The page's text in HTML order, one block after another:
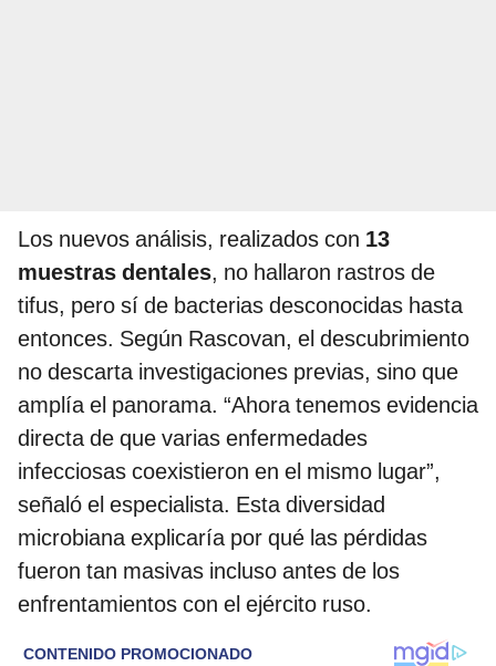
Los nuevos análisis, realizados con 13
muestras dentales, no hallaron rastros de
tifus, pero sí de bacterias desconocidas hasta
entonces. Según Rascovan, el descubrimiento
no descarta investigaciones previas, sino que
amplía el panorama. “Ahora tenemos evidencia
directa de que varias enfermedades
infecciosas coexistieron en el mismo lugar”,
señaló el especialista. Esta diversidad
microbiana explicaría por qué las pérdidas
fueron tan masivas incluso antes de los
enfrentamientos con el ejército ruso.